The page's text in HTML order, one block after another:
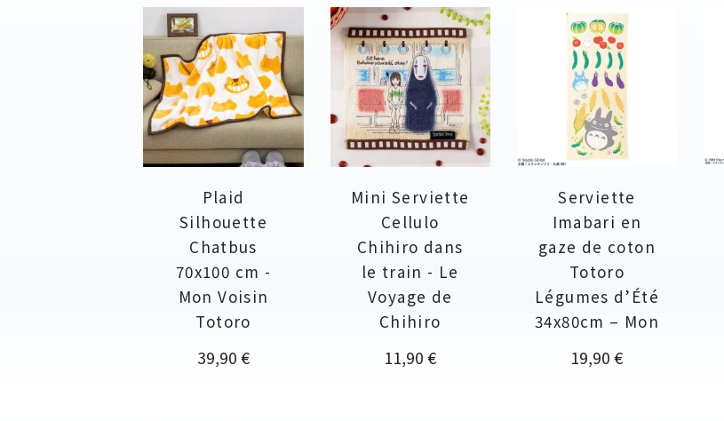
Plaid
Silhouette
Chatbus
70x100 cm -
Mon Voisin
Totoro
Prix
39,90 €
Mini Serviette
Cellulo
Chihiro dans
le train - Le
Voyage de
Chihiro
Prix
11,90 €
Serviette
Imabari en
gaze de coton
Totoro
Légumes d’Été
34x80cm – Mon
Prix
19,90 €